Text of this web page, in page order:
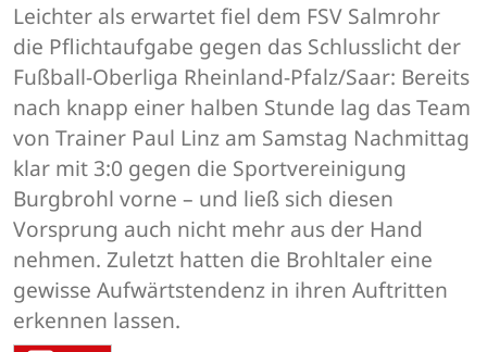
Leichter als erwartet fiel dem FSV Salmrohr
die Pflichtaufgabe gegen das Schlusslicht der
Fußball-Oberliga Rheinland-Pfalz/Saar: Bereits
nach knapp einer halben Stunde lag das Team
von Trainer Paul Linz am Samstag Nachmittag
klar mit 3:0 gegen die Sportvereinigung
Burgbrohl vorne – und ließ sich diesen
Vorsprung auch nicht mehr aus der Hand
nehmen. Zuletzt hatten die Brohltaler eine
gewisse Aufwärtstendenz in ihren Auftritten
erkennen lassen.